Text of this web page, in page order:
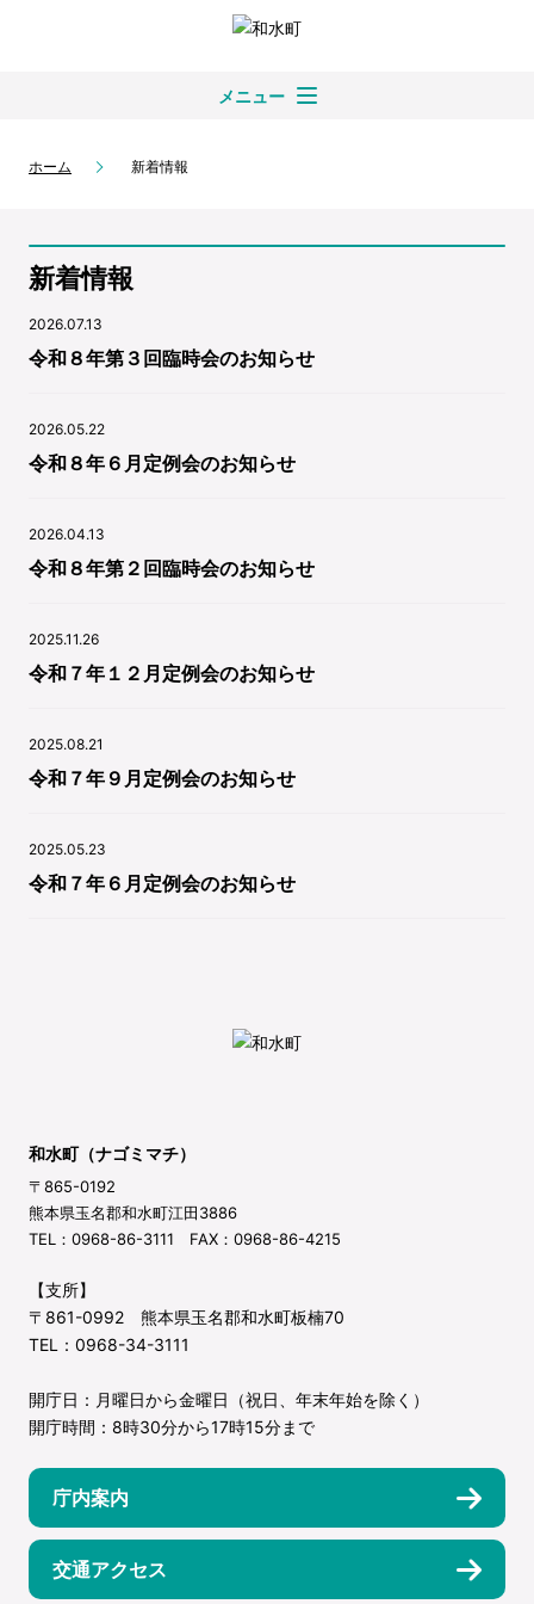
メニュー
ホーム 新着情報
新着情報
2026.07.13
令和８年第３回臨時会のお知らせ
2026.05.22
令和８年６月定例会のお知らせ
2026.04.13
令和８年第２回臨時会のお知らせ
2025.11.26
令和７年１２月定例会のお知らせ
2025.08.21
令和７年９月定例会のお知らせ
2025.05.23
令和７年６月定例会のお知らせ
和水町（ナゴミマチ）
〒865-0192
熊本県玉名郡和水町江田3886
TEL：0968-86-3111 FAX：0968-86-4215
【支所】
〒861-0992 熊本県玉名郡和水町板楠70
TEL：0968-34-3111
開庁日：月曜日から金曜日（祝日、年末年始を除く）
開庁時間：8時30分から17時15分まで
庁内案内
交通アクセス